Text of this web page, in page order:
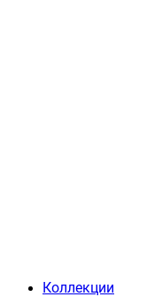
Коллекции